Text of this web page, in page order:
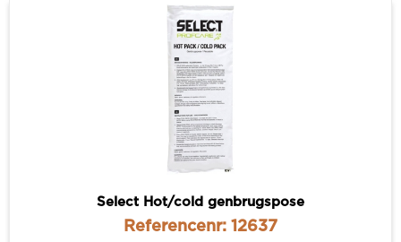
Select Hot/cold genbrugspose
Referencenr: 12637